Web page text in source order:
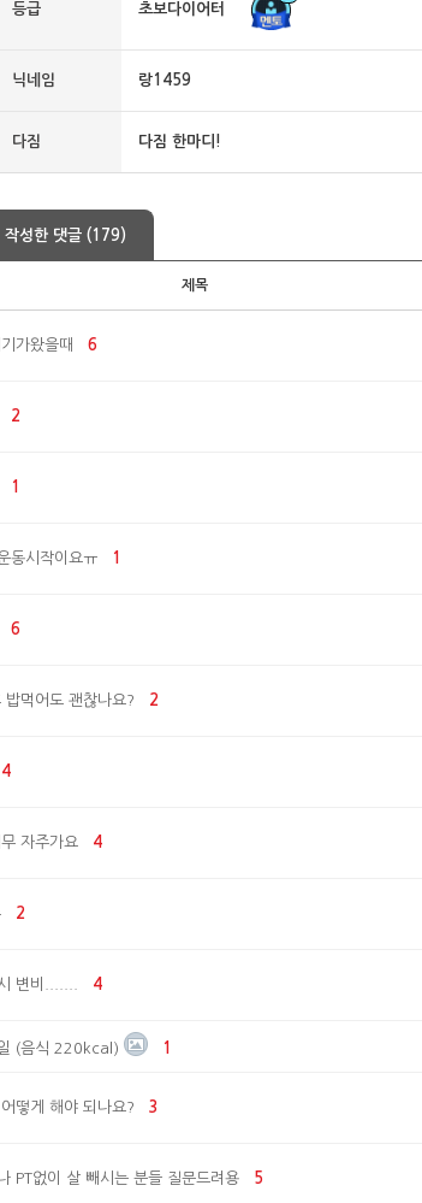
등급 초보다이어터
닉네임 랑1459
다짐 다짐 한마디!
작성한 댓글 (179)
제목
가왔을때 6
2
1
동시작이요ㅠ 1
6
밥먹어도 괜찮나요? 2
4
자주가요 4
2
변비....... 4
(음식 220kcal) 1
떻게 해야 되나요? 3
PT없이 살 빼시는 분들 질문드려용 5